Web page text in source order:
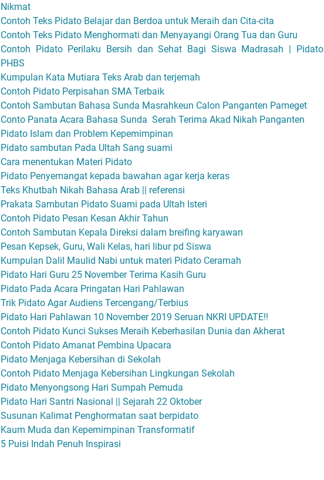
Nikmat
Contoh Teks Pidato Belajar dan Berdoa untuk Meraih dan Cita-cita
Contoh Teks Pidato Menghormati dan Menyayangi Orang Tua dan Guru
Contoh Pidato Perilaku Bersih dan Sehat Bagi Siswa Madrasah | Pidato
PHBS
Kumpulan Kata Mutiara Teks Arab dan terjemah
Contoh Pidato Perpisahan SMA Terbaik
Contoh Sambutan Bahasa Sunda Masrahkeun Calon Panganten Pameget
Conto Panata Acara Bahasa Sunda Serah Terima Akad Nikah Panganten
Pidato Islam dan Problem Kepemimpinan
Pidato sambutan Pada Ultah Sang suami
Cara menentukan Materi Pidato
Pidato Penyemangat kepada bawahan agar kerja keras
Teks Khutbah Nikah Bahasa Arab || referensi
Prakata Sambutan Pidato Suami pada Ultah Isteri
Contoh Pidato Pesan Kesan Akhir Tahun
Contoh Sambutan Kepala Direksi dalam breifing karyawan
Pesan Kepsek, Guru, Wali Kelas, hari libur pd Siswa
Kumpulan Dalil Maulid Nabi untuk materi Pidato Ceramah
Pidato Hari Guru 25 November Terima Kasih Guru
Pidato Pada Acara Pringatan Hari Pahlawan
Trik Pidato Agar Audiens Tercengang/Terbius
Pidato Hari Pahlawan 10 November 2019 Seruan NKRI UPDATE!!
Contoh Pidato Kunci Sukses Meraih Keberhasilan Dunia dan Akherat
Contoh Pidato Amanat Pembina Upacara
Pidato Menjaga Kebersihan di Sekolah
Contoh Pidato Menjaga Kebersihan Lingkungan Sekolah
Pidato Menyongsong Hari Sumpah Pemuda
Pidato Hari Santri Nasional || Sejarah 22 Oktober
Susunan Kalimat Penghormatan saat berpidato
Kaum Muda dan Kepemimpinan Transformatif
5 Puisi Indah Penuh Inspirasi